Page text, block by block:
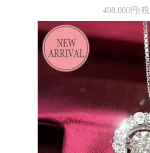
498,000円(